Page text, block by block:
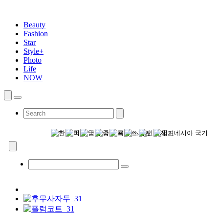
Beauty
Fashion
Star
Style+
Photo
Life
NOW